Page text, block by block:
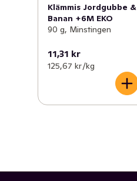
Klämmis Jordgubbe &
Banan +6M EKO
90 g, Minstingen
11,31 kr
125,67 kr /kg